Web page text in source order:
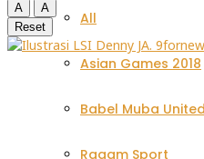
All
Asian Games 2018
Babel Muba United
Ragam Sport
A
A
Reset